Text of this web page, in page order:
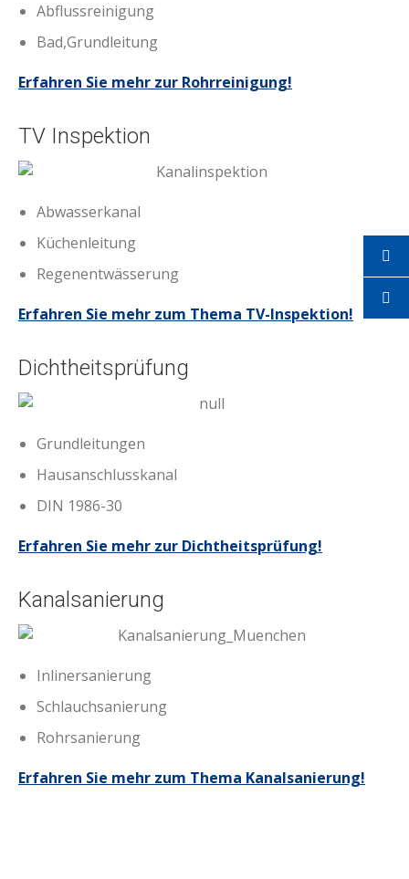
Abflussreinigung
Bad,Grundleitung
Erfahren Sie mehr zur Rohrreinigung!
TV Inspektion
Abwasserkanal
Küchenleitung
Regenentwässerung
Erfahren Sie mehr zum Thema TV-Inspektion!
Dichtheitsprüfung
Dichtheitsprüfung
Grundleitungen
Hausanschlusskanal
DIN 1986-30
Erfahren Sie mehr zur Dichtheitsprüfung!
Kanalsanierung
Kanalsanierung
Inlinersanierung
Schlauchsanierung
Rohrsanierung
Erfahren Sie mehr zum Thema Kanalsanierung!